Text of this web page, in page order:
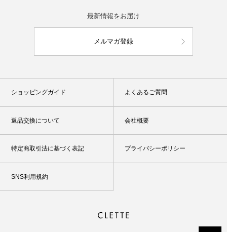
最新情報をお届け
メルマガ登録
ショッピングガイド よくあるご質問
返品交換について 会社概要
特定商取引法に基づく表記 プライバシーポリシー
SNS利用規約